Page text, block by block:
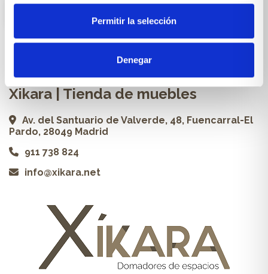
Permitir la selección
Denegar
Xikara | Tienda de muebles
Av. del Santuario de Valverde, 48, Fuencarral-El
Pardo, 28049 Madrid
911 738 824
info@xikara.net